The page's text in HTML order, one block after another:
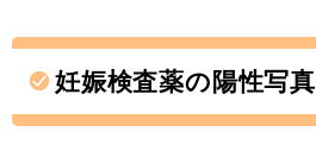
妊娠検査薬の陽性写真